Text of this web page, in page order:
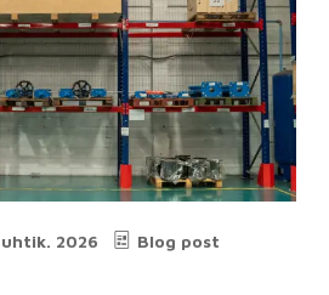
2026 Blog post